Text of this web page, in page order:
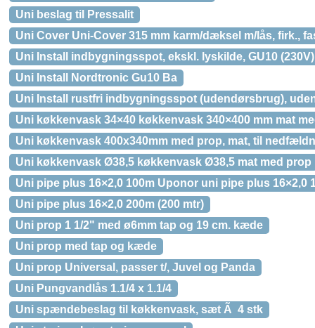
Uni beslag til Pressalit
Uni Cover Uni-Cover 315 mm karm/dæksel m/lås, firk.,
Uni Install indbygningsspot, ekskl. lyskilde, GU10
Uni Install Nordtronic Gu10 Ba
Uni Install rustfri indbygningsspot (udendørsbrug),
Uni køkkenvask 34×40 køkkenvask 340×400 mm mat
Uni køkkenvask 400x340mm med prop, mat, til
Uni køkkenvask Ø38,5 køkkenvask Ø38,5 mat med prop
Uni pipe plus 16×2,0 100m Uponor uni pipe plus 16×2,0
Uni pipe plus 16×2,0 200m (200 mtr)
Uni prop 1 1/2" med ø6mm tap og 19 cm. kæde
Uni prop med tap og kæde
Uni prop Universal, passer t/, Juvel og Panda
Uni Pungvandlås 1.1/4 x 1.1/4
Uni spændebeslag til køkkenvask, sæt Ã 4 stk